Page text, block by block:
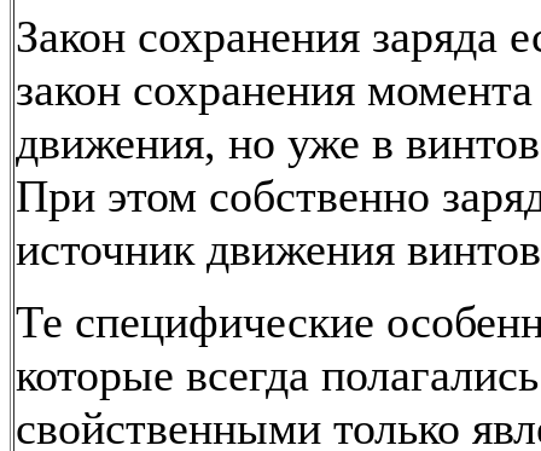
Закон сохранения заряда
закон сохранения
движения, но уже в
При этом собственно
источник движения
Те специфические
которые всегда полагались
свойственными только